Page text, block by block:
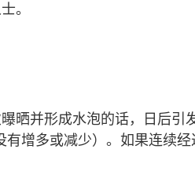
。
晒并形成水泡的话，日后引
增多或减少）。如果连续